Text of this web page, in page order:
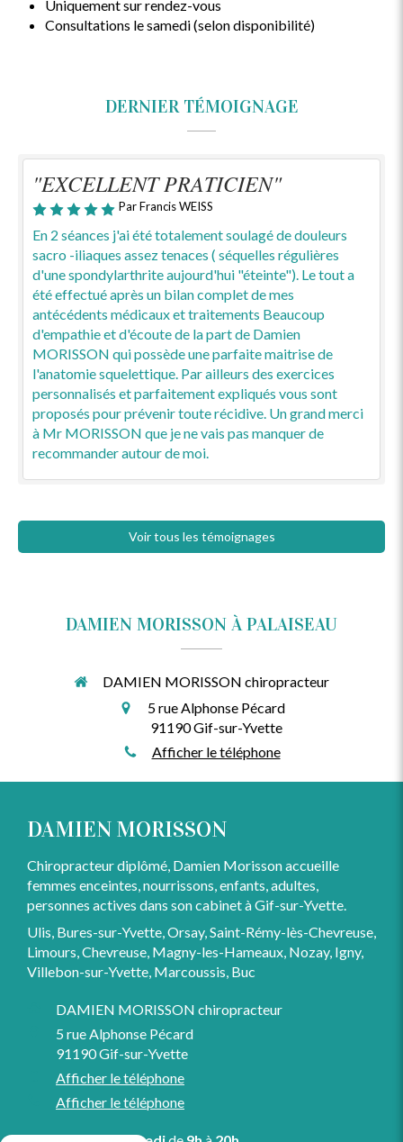
Uniquement sur rendez-vous
Consultations le samedi (selon disponibilité)
DERNIER TÉMOIGNAGE
"EXCELLENT PRATICIEN"
Par Francis WEISS
En 2 séances j'ai été totalement soulagé de douleurs
sacro -iliaques assez tenaces ( séquelles régulières
d'une spondylarthrite aujourd'hui "éteinte"). Le tout a
été effectué après un bilan complet de mes
antécédents médicaux et traitements Beaucoup
d'empathie et d'écoute de la part de Damien
MORISSON qui possède une parfaite maitrise de
l'anatomie squelettique. Par ailleurs des exercices
personnalisés et parfaitement expliqués vous sont
proposés pour prévenir toute récidive. Un grand merci
à Mr MORISSON que je ne vais pas manquer de
recommander autour de moi.
Voir tous les témoignages
DAMIEN MORISSON À PALAISEAU
DAMIEN MORISSON chiropracteur
5 rue Alphonse Pécard
91190Gif-sur-Yvette
Afficher le téléphone
DAMIEN MORISSON
Chiropracteur diplômé, Damien Morisson accueille
femmes enceintes, nourrissons, enfants, adultes,
personnes actives dans son cabinet à Gif-sur-Yvette.
Ulis, Bures-sur-Yvette, Orsay, Saint-Rémy-lès-Chevreuse,
Limours, Chevreuse, Magny-les-Hameaux, Nozay, Igny,
Villebon-sur-Yvette, Marcoussis, Buc
DAMIEN MORISSON chiropracteur
5 rue Alphonse Pécard
91190Gif-sur-Yvette
Afficher le téléphone
Afficher le téléphone